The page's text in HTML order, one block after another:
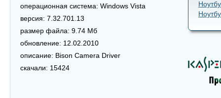
операционная система: Windows Vista
версия: 7.32.701.13
размер файла: 9.74 Мб
обновление: 12.02.2010
описание: Bison Camera Driver
скачали: 15424